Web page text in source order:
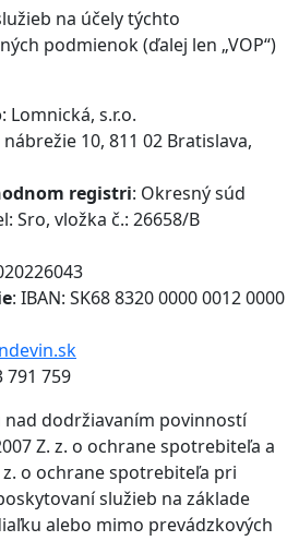
na účely týchto
podmienok (ďalej len „VOP“)
: Lomnická, s.r.o.
10, 811 02 Bratislava,
registri: Okresný súd
Sro, vložka č.: 26658/B
: IBAN: SK68 8320 0000 0012 0000
791 759
dodržiavaním povinností
Z. z. o ochrane spotrebiteľa a
z. o ochrane spotrebiteľa pri
služieb na základe
alebo mimo prevádzkových